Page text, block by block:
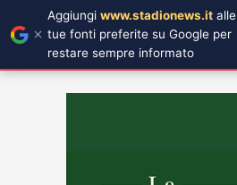
Aggiungi www.stadionews.it alle
tue fonti preferite su Google per
restare sempre informato